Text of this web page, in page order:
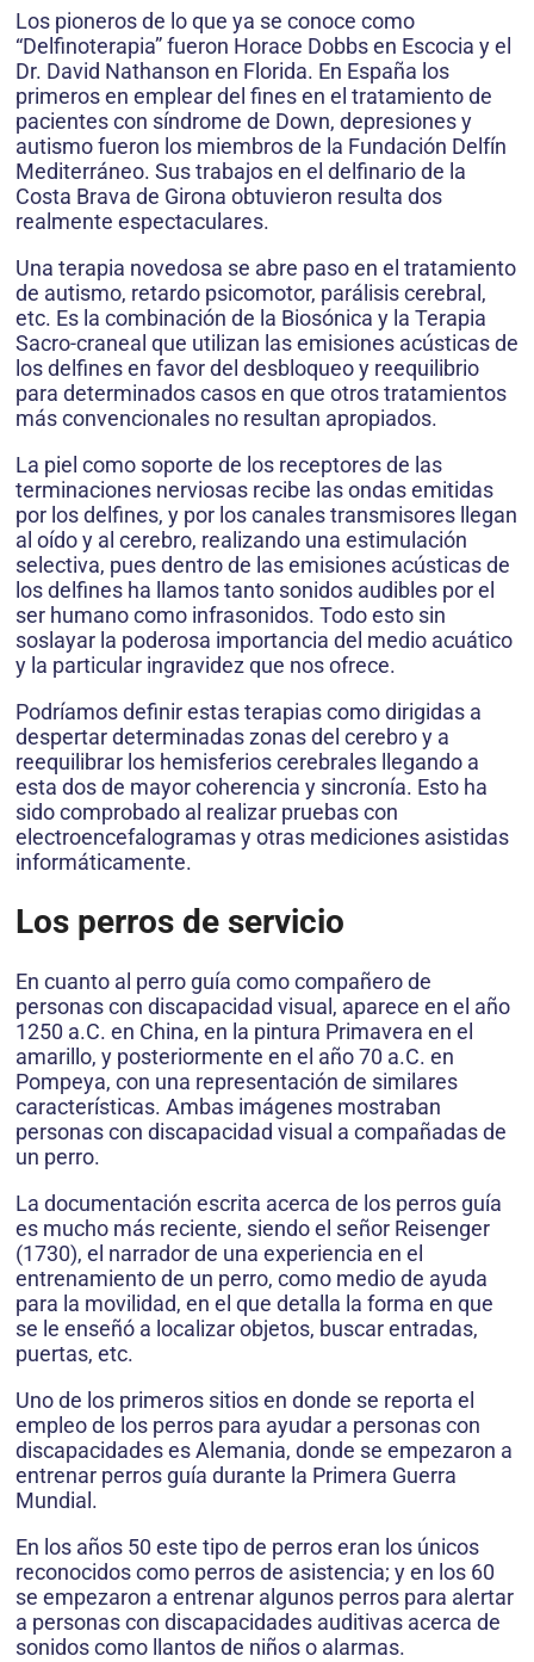
Los pioneros de lo que ya se conoce como
“Delfinoterapia” fueron Horace Dobbs en Escocia y el
Dr. David Nathanson en Florida. En España los
primeros en emplear del fines en el tratamiento de
pacientes con síndrome de Down, depresiones y
autismo fueron los miembros de la Fundación Delfín
Mediterráneo. Sus trabajos en el delfinario de la
Costa Brava de Girona obtuvieron resulta dos
realmente espectaculares.
Una terapia novedosa se abre paso en el tratamiento
de autismo, retardo psicomotor, parálisis cerebral,
etc. Es la combinación de la Biosónica y la Terapia
Sacro-craneal que utilizan las emisiones acústicas de
los delfines en favor del desbloqueo y reequilibrio
para determinados casos en que otros tratamientos
más convencionales no resultan apropiados.
La piel como soporte de los receptores de las
terminaciones nerviosas recibe las ondas emitidas
por los delfines, y por los canales transmisores llegan
al oído y al cerebro, realizando una estimulación
selectiva, pues dentro de las emisiones acústicas de
los delfines ha llamos tanto sonidos audibles por el
ser humano como infrasonidos. Todo esto sin
soslayar la poderosa importancia del medio acuático
y la particular ingravidez que nos ofrece.
Podríamos definir estas terapias como dirigidas a
despertar determinadas zonas del cerebro y a
reequilibrar los hemisferios cerebrales llegando a
esta dos de mayor coherencia y sincronía. Esto ha
sido comprobado al realizar pruebas con
electroencefalogramas y otras mediciones asistidas
informáticamente.
Los perros de servicio
En cuanto al perro guía como compañero de
personas con discapacidad visual, aparece en el año
1250 a.C. en China, en la pintura Primavera en el
amarillo, y posteriormente en el año 70 a.C. en
Pompeya, con una representación de similares
características. Ambas imágenes mostraban
personas con discapacidad visual a compañadas de
un perro.
La documentación escrita acerca de los perros guía
es mucho más reciente, siendo el señor Reisenger
(1730), el narrador de una experiencia en el
entrenamiento de un perro, como medio de ayuda
para la movilidad, en el que detalla la forma en que
se le enseñó a localizar objetos, buscar entradas,
puertas, etc.
Uno de los primeros sitios en donde se reporta el
empleo de los perros para ayudar a personas con
discapacidades es Alemania, donde se empezaron a
entrenar perros guía durante la Primera Guerra
Mundial.
En los años 50 este tipo de perros eran los únicos
reconocidos como perros de asistencia; y en los 60
se empezaron a entrenar algunos perros para alertar
a personas con discapacidades auditivas acerca de
sonidos como llantos de niños o alarmas.